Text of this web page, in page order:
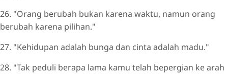
26. "Orang berubah bukan karena waktu, namun orang
berubah karena pilihan."
27. "Kehidupan adalah bunga dan cinta adalah madu."
28. "Tak peduli berapa lama kamu telah bepergian ke arah